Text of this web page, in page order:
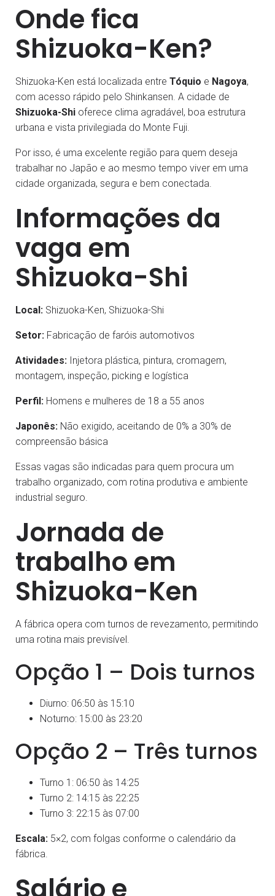
Onde fica
Shizuoka-Ken?
Shizuoka-Ken está localizada entre Tóquio e Nagoya,
com acesso rápido pelo Shinkansen. A cidade de
Shizuoka-Shi oferece clima agradável, boa estrutura
urbana e vista privilegiada do Monte Fuji.
Por isso, é uma excelente região para quem deseja
trabalhar no Japão e ao mesmo tempo viver em uma
cidade organizada, segura e bem conectada.
Informações da
vaga em
Shizuoka-Shi
Local: Shizuoka-Ken, Shizuoka-Shi
Setor: Fabricação de faróis automotivos
Atividades: Injetora plástica, pintura, cromagem,
montagem, inspeção, picking e logística
Perfil: Homens e mulheres de 18 a 55 anos
Japonês: Não exigido, aceitando de 0% a 30% de
compreensão básica
Essas vagas são indicadas para quem procura um
trabalho organizado, com rotina produtiva e ambiente
industrial seguro.
Jornada de
trabalho em
Shizuoka-Ken
A fábrica opera com turnos de revezamento, permitindo
uma rotina mais previsível.
Opção 1 – Dois turnos
Diurno: 06:50 às 15:10
Noturno: 15:00 às 23:20
Opção 2 – Três turnos
Turno 1: 06:50 às 14:25
Turno 2: 14:15 às 22:25
Turno 3: 22:15 às 07:00
Escala: 5×2, com folgas conforme o calendário da
fábrica.
Salário e